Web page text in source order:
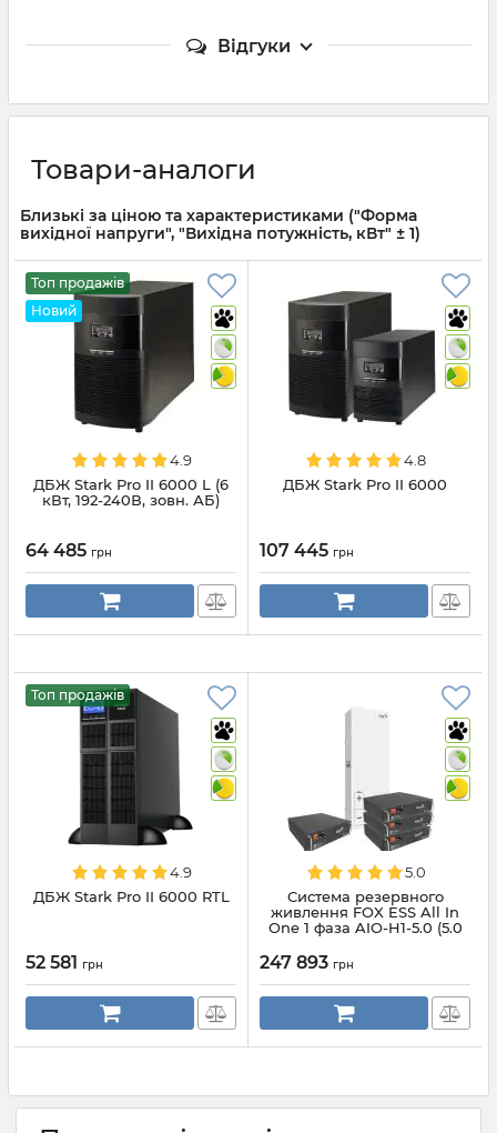
Відгуки
Товари-аналоги
Близькі за ціною та характеристиками ("Форма
вихідної напруги", "Вихідна потужність, кВт" ± 1)
Топ продажів
Новий
4.9
ДБЖ Stark Pro II 6000 L (6
кВт, 192-240В, зовн. АБ)
64 485 грн
4.8
ДБЖ Stark Pro II 6000
107 445 грн
Топ продажів
4.9
ДБЖ Stark Pro II 6000 RTL
52 581 грн
5.0
Система резервного
живлення FOX ESS All In
One 1 фаза AIO-H1-5.0 (5.0
battery V2.0 (10,4 кВт*г)
247 893 грн